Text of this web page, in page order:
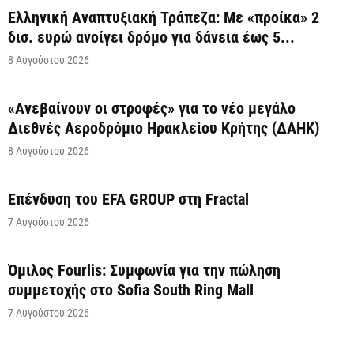
Ελληνική Αναπτυξιακή Τράπεζα: Με «προίκα» 2
δισ. ευρώ ανοίγει δρόμο για δάνεια έως 5...
8 Αυγούστου 2026
«Ανεβαίνουν οι στροφές» για το νέο μεγάλο
Διεθνές Αεροδρόμιο Ηρακλείου Κρήτης (ΔΑΗΚ)
8 Αυγούστου 2026
Επένδυση του EFA GROUP στη Fractal
7 Αυγούστου 2026
Όμιλος Fourlis: Συμφωνία για την πώληση
συμμετοχής στο Sofia South Ring Mall
7 Αυγούστου 2026